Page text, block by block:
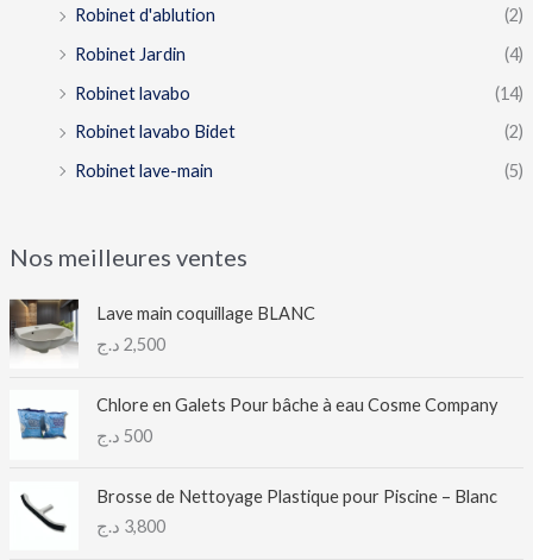
Robinet d'ablution
(2)
Robinet Jardin
(4)
Robinet lavabo
(14)
Robinet lavabo Bidet
(2)
Robinet lave-main
(5)
Nos meilleures ventes
Lave main coquillage BLANC
2,500 د.ج
Chlore en Galets Pour bâche à eau Cosme Company
500 د.ج
Brosse de Nettoyage Plastique pour Piscine – Blanc
3,800 د.ج